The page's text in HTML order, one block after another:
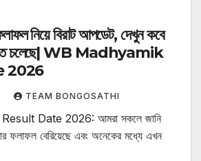
নিয়ে বিরাট আপডেট, দেখুন কবে
হতে চলেছে| WB Madhyamik
2026
TEAM BONGOSATHI
Date 2026: আমরা সকলে জানি
ফলাফল বেরিয়েছে এবং অনেকের মধ্যে এখন